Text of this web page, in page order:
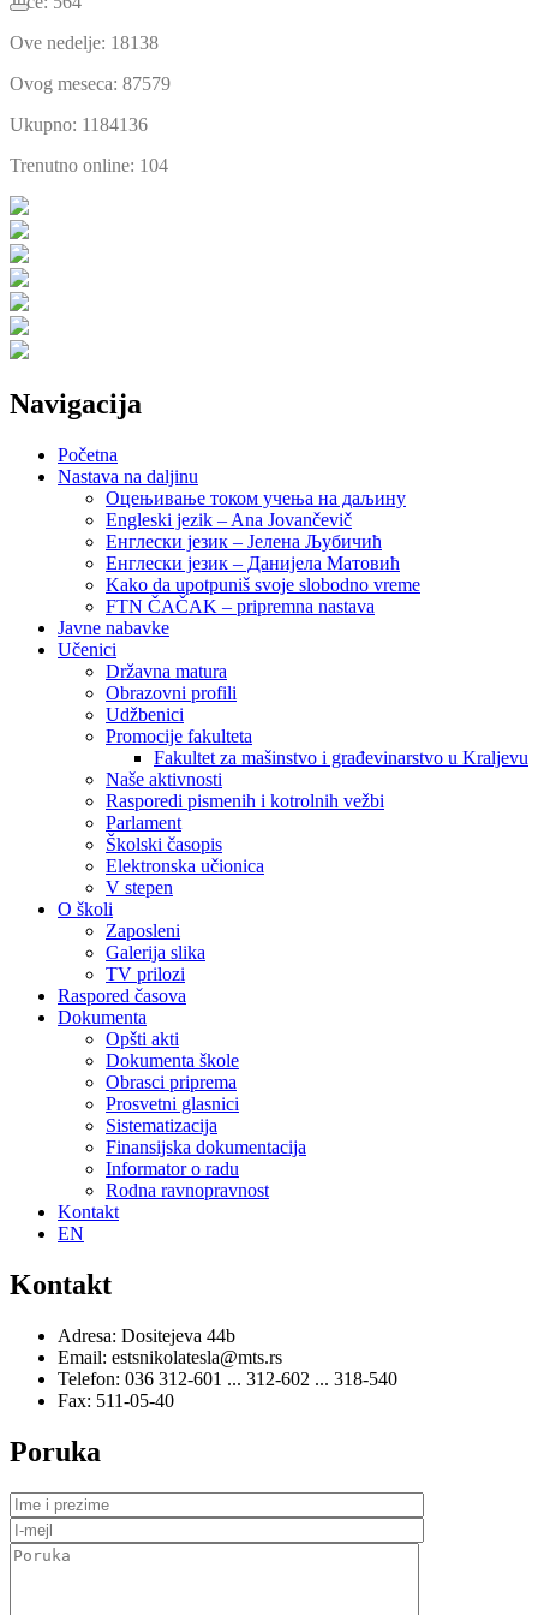
Ove nedelje: 18138
Ovog meseca: 87579
Ukupno: 1184136
Trenutno online: 104
Navigacija
Početna
Nastava na daljinu
Оцењивање током учења на даљину
Engleski jezik – Ana Jovančevič
Енглески језик – Јелена Љубичић
Енглески језик – Данијела Матовић
Kako da upotpuniš svoje slobodno vreme
FTN ČAČAK – pripremna nastava
Javne nabavke
Učenici
Državna matura
Obrazovni profili
Udžbenici
Promocije fakulteta
Fakultet za mašinstvo i građevinarstvo u Kraljevu
Naše aktivnosti
Rasporedi pismenih i kotrolnih vežbi
Parlament
Školski časopis
Elektronska učionica
V stepen
O školi
Zaposleni
Galerija slika
TV prilozi
Raspored časova
Dokumenta
Opšti akti
Dokumenta škole
Obrasci priprema
Prosvetni glasnici
Sistematizacija
Finansijska dokumentacija
Informator o radu
Rodna ravnopravnost
Kontakt
EN
Kontakt
Adresa: Dositejeva 44b
Email: estsnikolatesla@mts.rs
Telefon: 036 312-601 ... 312-602 ... 318-540
Fax: 511-05-40
Poruka